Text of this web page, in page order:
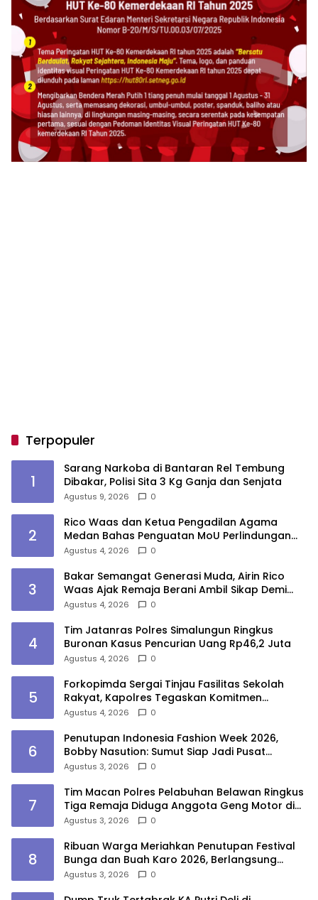
Terpopuler
1
Sarang Narkoba di Bantaran Rel Tembung
Dibakar, Polisi Sita 3 Kg Ganja dan Senjata
Agustus 9, 2026 0
2
Rico Waas dan Ketua Pengadilan Agama
Medan Bahas Penguatan MoU Perlindungan
Hak Anak dan Perempuan Pasca Perceraian
Agustus 4, 2026 0
3
Bakar Semangat Generasi Muda, Airin Rico
Waas Ajak Remaja Berani Ambil Sikap Demi
Masa Depan
Agustus 4, 2026 0
4
Tim Jatanras Polres Simalungun Ringkus
Buronan Kasus Pencurian Uang Rp46,2 Juta
Agustus 4, 2026 0
5
Forkopimda Sergai Tinjau Fasilitas Sekolah
Rakyat, Kapolres Tegaskan Komitmen
Ciptakan Lingkungan Belajar Aman dan
Agustus 4, 2026 0
6
Penutupan Indonesia Fashion Week 2026,
Bobby Nasution: Sumut Siap Jadi Pusat
Fashion Indonesia Lewat Wastra
Agustus 3, 2026 0
7
Tim Macan Polres Pelabuhan Belawan Ringkus
Tiga Remaja Diduga Anggota Geng Motor di
Marelan
Agustus 3, 2026 0
8
Ribuan Warga Meriahkan Penutupan Festival
Bunga dan Buah Karo 2026, Berlangsung
Aman di Bawah Pengamanan Gabungan
Agustus 3, 2026 0